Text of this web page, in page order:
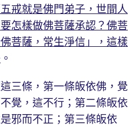
戒就是佛門弟子，世間人
怎樣做佛菩薩承認？佛菩
菩薩，常生淨信」，這樣
。
條，第一條皈依佛，覺
覺，這不行；第二條皈依
邪而不正；第三條皈依